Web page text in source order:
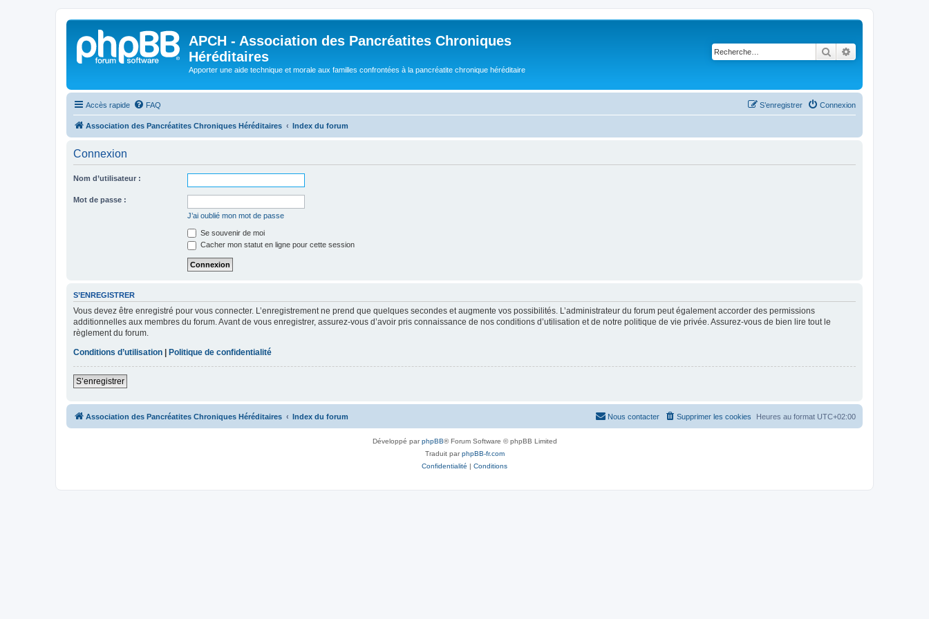
APCH - Association des Pancréatites Chroniques
Héréditaires
Apporter une aide technique et morale aux familles confrontées à la pancréatite chronique héréditaire
Rechercher
Accès rapide FAQ Connexion
S’enregistrer
Association des Pancréatites Chroniques Héréditaires Index du forum
Connexion
Nom d’utilisateur :
Mot de passe :
J’ai oublié mon mot de passe
Se souvenir de moi
Cacher mon statut en ligne pour cette session
S’ENREGISTRER
Vous devez être enregistré pour vous connecter. L’enregistrement ne prend que quelques secondes et augmente vos possibilités. L’administrateur du forum peut également accorder des permissions
additionnelles aux membres du forum. Avant de vous enregistrer, assurez-vous d’avoir pris connaissance de nos conditions d’utilisation et de notre politique de vie privée. Assurez-vous de bien lire tout le
règlement du forum.
Conditions d’utilisation
Politique de confidentialité
S’enregistrer
Association des Pancréatites Chroniques Héréditaires Index du forum Heures au format UTC+02:00
Supprimer les cookies
Nous contacter
Développé parphpBB® Forum Software © phpBB Limited
Traduit parphpBB-fr.com
Confidentialité | Conditions